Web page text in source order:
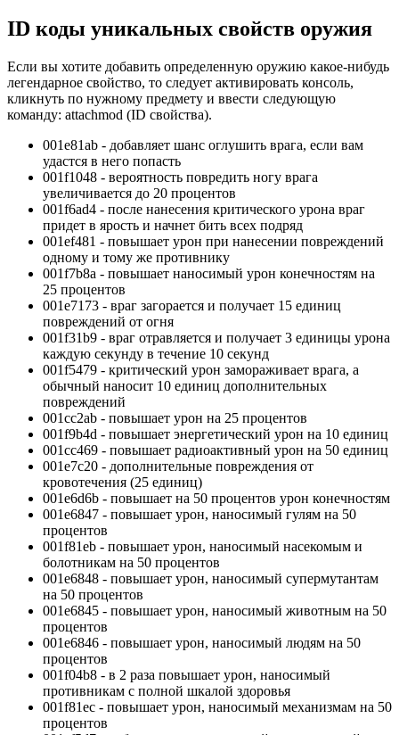
ID коды уникальных свойств оружия
Если вы хотите добавить определенную оружию какое-нибудь
легендарное свойство, то следует активировать консоль,
кликнуть по нужному предмету и ввести следующую
команду: attachmod (ID свойства).
001e81ab - добавляет шанс оглушить врага, если вам
удастся в него попасть
001f1048 - вероятность повредить ногу врага
увеличивается до 20 процентов
001f6ad4 - после нанесения критического урона враг
придет в ярость и начнет бить всех подряд
001ef481 - повышает урон при нанесении повреждений
одному и тому же противнику
001f7b8a - повышает наносимый урон конечностям на
25 процентов
001e7173 - враг загорается и получает 15 единиц
повреждений от огня
001f31b9 - враг отравляется и получает 3 единицы урона
каждую секунду в течение 10 секунд
001f5479 - критический урон замораживает врага, а
обычный наносит 10 единиц дополнительных
повреждений
001cc2ab - повышает урон на 25 процентов
001f9b4d - повышает энергетический урон на 10 единиц
001cc469 - повышает радиоактивный урон на 50 единиц
001e7c20 - дополнительные повреждения от
кровотечения (25 единиц)
001e6d6b - повышает на 50 процентов урон конечностям
001e6847 - повышает урон, наносимый гулям на 50
процентов
001f81eb - повышает урон, наносимый насекомым и
болотникам на 50 процентов
001e6848 - повышает урон, наносимый супермутантам
на 50 процентов
001e6845 - повышает урон, наносимый животным на 50
процентов
001e6846 - повышает урон, наносимый людям на 50
процентов
001f04b8 - в 2 раза повышает урон, наносимый
противникам с полной шкалой здоровья
001f81ec - повышает урон, наносимый механизмам на 50
процентов